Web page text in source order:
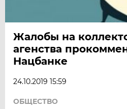
Жалобы на
агенства
Нацбанке
24.10.2019 15:59
ОБЩЕСТВО